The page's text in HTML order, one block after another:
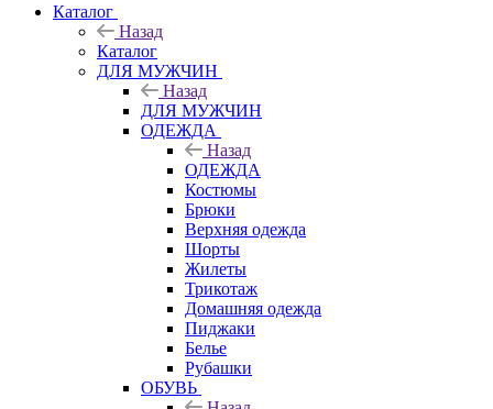
Каталог
Назад
Каталог
ДЛЯ МУЖЧИН
Назад
ДЛЯ МУЖЧИН
ОДЕЖДА
Назад
ОДЕЖДА
Костюмы
Брюки
Верхняя одежда
Шорты
Жилеты
Трикотаж
Домашняя одежда
Пиджаки
Белье
Рубашки
ОБУВЬ